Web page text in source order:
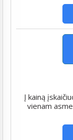
Į kainą
vienam